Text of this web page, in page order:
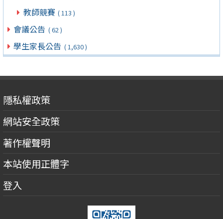
教師競賽 ( 113 )
會議公告 ( 62 )
學生家長公告 ( 1,630 )
隱私權政策
網站安全政策
著作權聲明
本站使用正體字
登入